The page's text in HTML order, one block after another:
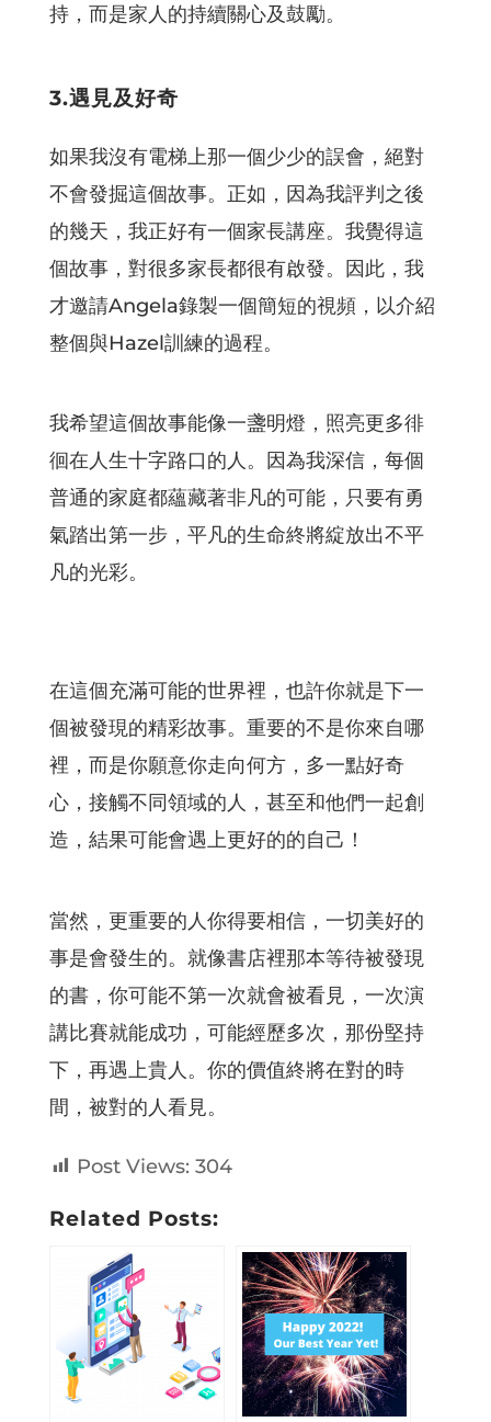
持，而是家人的持續關心及鼓勵。
3.遇見及好奇
如果我沒有電梯上那一個少少的誤會，絕對
不會發掘這個故事。正如，因為我評判之後
的幾天，我正好有一個家長講座。我覺得這
個故事，對很多家長都很有啟發。因此，我
才邀請Angela錄製一個簡短的視頻，以介紹
整個與Hazel訓練的過程。
我希望這個故事能像一盞明燈，照亮更多徘
徊在人生十字路口的人。因為我深信，每個
普通的家庭都蘊藏著非凡的可能，只要有勇
氣踏出第一步，平凡的生命終將綻放出不平
凡的光彩。
在這個充滿可能的世界裡，也許你就是下一
個被發現的精彩故事。重要的不是你來自哪
裡，而是你願意你走向何方，多一點好奇
心，接觸不同領域的人，甚至和他們一起創
造，結果可能會遇上更好的的自己！
當然，更重要的人你得要相信，一切美好的
事是會發生的。就像書店裡那本等待被發現
的書，你可能不第一次就會被看見，一次演
講比賽就能成功，可能經歷多次，那份堅持
下，再遇上貴人。你的價值終將在對的時
間，被對的人看見。
Post Views: 304
Related Posts: